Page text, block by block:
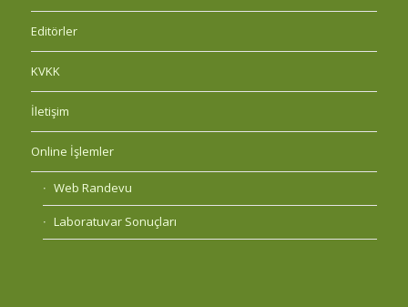
Editörler
KVKK
İletişim
Online İşlemler
Web Randevu
Laboratuvar Sonuçları